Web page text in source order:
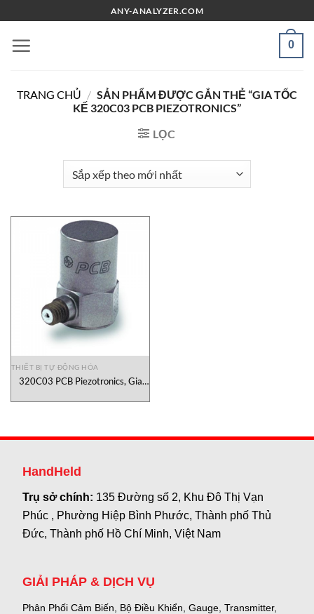
đến
nội
ANY-ANALYZER.COM
0
TRANG CHỦ / SẢN PHẨM ĐƯỢC GẮN THẺ “GIA TỐC
KẾ 320C03 PCB PIEZOTRONICS”
LỌC
THIẾT BỊ TỰ ĐỘNG HÓA
320C03 PCB Piezotronics, Gia
Việt Nam
HandHeld
Trụ sở chính: 135 Đường số 2, Khu Đô Thị Vạn
Phúc , Phường Hiệp Bình Phước, Thành phố Thủ
Đức, Thành phố Hồ Chí Minh, Việt Nam
GIẢI PHÁP & DỊCH VỤ
Phân Phối Cảm Biến, Bộ Điều Khiển, Gauge, Transmitter,